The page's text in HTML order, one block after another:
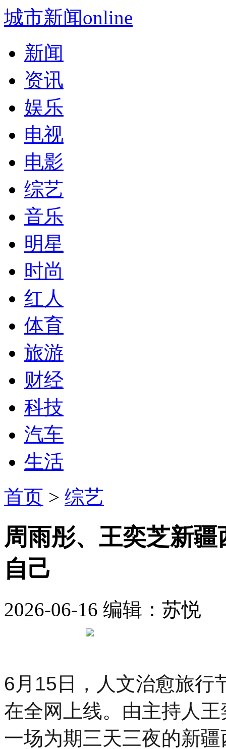
城市新闻online
新闻
资讯
娱乐
电视
电影
综艺
音乐
明星
时尚
红人
体育
旅游
财经
科技
汽车
生活
首页 > 综艺
周雨彤、王奕芝新
自己
2026-06-16 编辑：苏悦
6月15日，人文治愈旅行
在全网上线。由主持人
一场为期三天三夜的新